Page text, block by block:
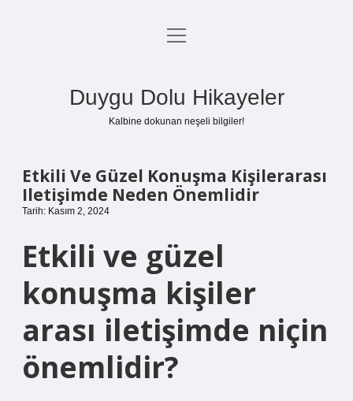
Anasayfa
menüyü
Duygu Dolu Hikayeler
Kalbine dokunan neşeli bilgiler!
Etkili Ve Güzel Konuşma Kişilerarası
Iletişimde Neden Önemlidir
Tarih: Kasım 2, 2024
Etkili ve güzel
konuşma kişiler
arası iletişimde niçin
önemlidir?